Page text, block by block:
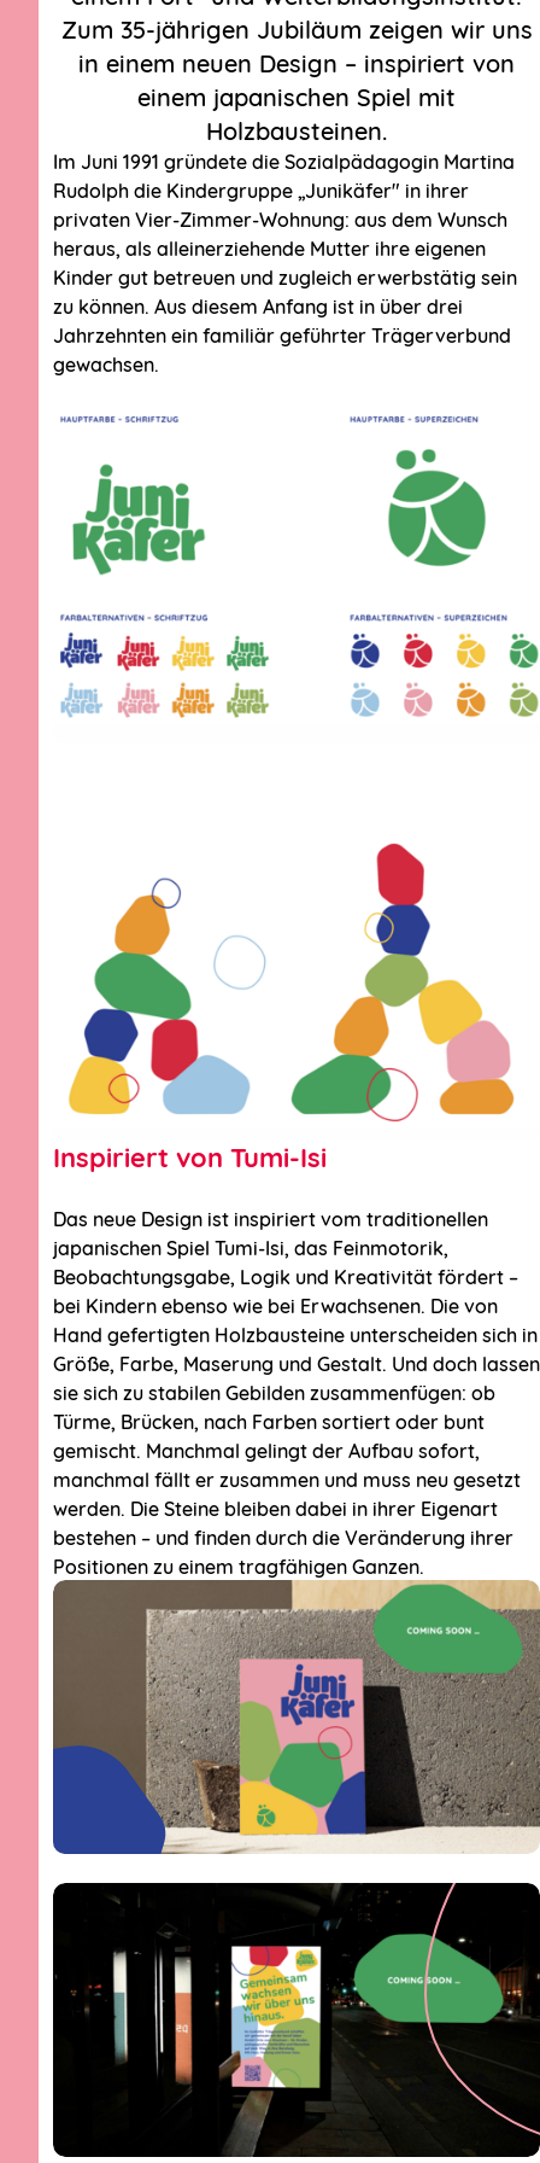
Zum 35-jährigen Jubiläum zeigen wir uns
in einem neuen Design – inspiriert von
einem japanischen Spiel mit
Holzbausteinen.
Im Juni 1991 gründete die Sozialpädagogin Martina
Rudolph die Kindergruppe „Junikäfer" in ihrer
privaten Vier-Zimmer-Wohnung: aus dem Wunsch
heraus, als alleinerziehende Mutter ihre eigenen
Kinder gut betreuen und zugleich erwerbstätig sein
zu können. Aus diesem Anfang ist in über drei
Jahrzehnten ein familiär geführter Trägerverbund
gewachsen.
Inspiriert von Tumi-Isi
Das neue Design ist inspiriert vom traditionellen
japanischen Spiel Tumi-Isi, das Feinmotorik,
Beobachtungsgabe, Logik und Kreativität fördert –
bei Kindern ebenso wie bei Erwachsenen. Die von
Hand gefertigten Holzbausteine unterscheiden sich in
Größe, Farbe, Maserung und Gestalt. Und doch lassen
sie sich zu stabilen Gebilden zusammenfügen: ob
Türme, Brücken, nach Farben sortiert oder bunt
gemischt. Manchmal gelingt der Aufbau sofort,
manchmal fällt er zusammen und muss neu gesetzt
werden. Die Steine bleiben dabei in ihrer Eigenart
bestehen – und finden durch die Veränderung ihrer
Positionen zu einem tragfähigen Ganzen.
»Kinder, Familien und
Mitarbeitende erleben in
unseren Einrichtungen
Vielfalt, erfahren
Wertschätzung und
wachsen in einer
achtsamen
Gemeinschaft.«
Auszug aus unserem Rahmenkonzept
Allgemeiner Kontakt
Kontakt zum
Trägerverbund
Junikäfer
Hier sind alle Kontaktmöglichkeiten!